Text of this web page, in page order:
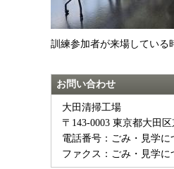
訓練参加者が来場している
お問い合わせ
大田清掃工場
〒143-0003 東京都大田
電話番号：ごみ・見学に
ファクス：ごみ・見学